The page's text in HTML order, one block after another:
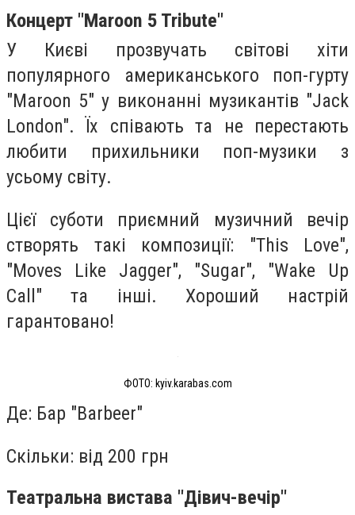
Концерт "‎Maroon 5 Tribute"‎
У Києві прозвучать світові хіти
популярного американського поп-гурту
"Maroon 5" у виконанні музикантів "Jack
London". Їх співають та не перестають
любити прихильники поп-музики з
усьому світу.
Цієї суботи приємний музичний вечір
створять такі композиції: "This Love",
"Moves Like Jagger", "Sugar", "Wake Up
Call" та інші. Хороший настрій
гарантовано!
ФОТО: kyiv.karabas.com
Де: Бар "Barbeer"
Скільки: від 200 грн
Театральна вистава "‎Дівич-вечір"‎